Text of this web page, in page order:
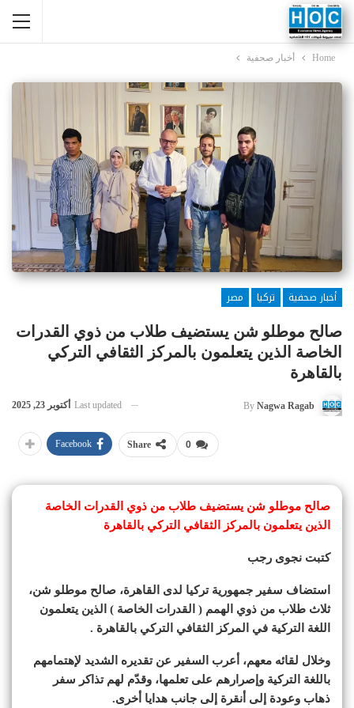
Home أخبار صحفية
أخبار صحفية تركيا
مصر
صالح موطلو شن يستضيف طلاب من ذوي القدرات
الخاصة الذين يتعلمون بالمركز الثقافي التركي
بالقاهرة
By Nagwa Ragab
Last updated أكتوبر 23, 2025
0
Share
Facebook
صالح موطلو شن يستضيف طلاب من ذوي القدرات الخاصة
الذين يتعلمون بالمركز الثقافي التركي بالقاهرة
كتبت نجوى رجب
استضاف سفير جمهورية تركيا لدى القاهرة، صالح موطلو شن،
ثلاث طلاب من ذوي الهمم ( القدرات الخاصة ) الذين يتعلمون
اللغة التركية في المركز الثقافي التركي بالقاهرة .
وخلال لقائه معهم، أعرب السفير عن تقديره الشديد لإهتمامهم
باللغة التركية وإصرارهم على تعلمها، وقدّم لهم تذاكر سفر
ذهاب وعودة إلى أنقرة إلى جانب هدايا أخرى.